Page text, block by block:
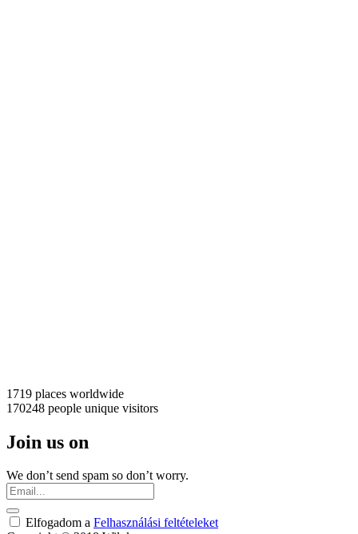
1719 places worldwide
170248 people unique visitors
Join us on
We don’t send spam so don’t worry.
Elfogadom a Felhasználási feltételeket